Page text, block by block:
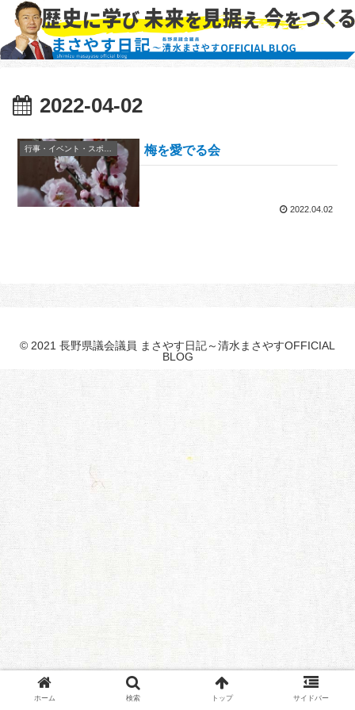
2022-04-02
梅を愛でる会
2022.04.02
© 2021 長野県議会議員 まさやす日記～清水まさやすOFFICIAL
BLOG
ホーム 検索 トップ サイドバー